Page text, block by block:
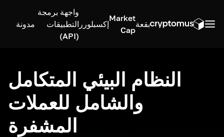
بقعة
Market
Cap
إكسبلورر
واجهة برمجة
التطبيقات
(API)
مدونة
النظام البيئي المتكامل
والشامل للعملات
المشفرة